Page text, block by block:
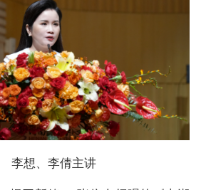
李想、李倩主讲